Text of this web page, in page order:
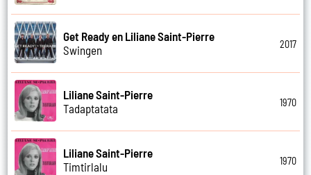
Get Ready en Liliane Saint-Pierre
Swingen
2017
Liliane Saint-Pierre
Tadaptatata
1970
Liliane Saint-Pierre
Timtirlalu
1970